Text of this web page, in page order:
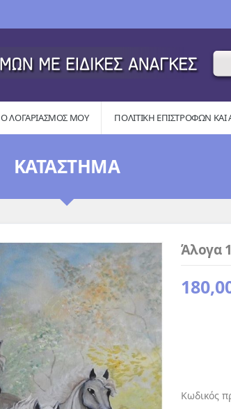
Ο ΛΟΓΑΡΙΑΣΜΌΣ ΜΟΥ ΠΟΛΙΤΙΚΉ ΕΠΙΣΤΡΟΦΏΝ ΚΑΙ
ΚΑΤΆΣΤΗΜΑ
Άλογα 1
Κωδικός